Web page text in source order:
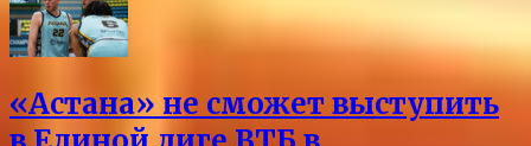
«Астана» не сможет выступить